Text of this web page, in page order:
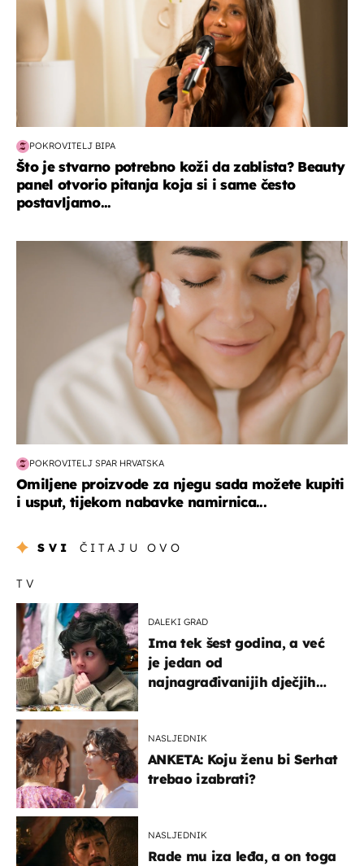
POKROVITELJ BIPA
Što je stvarno potrebno koži da zablista? Beauty
panel otvorio pitanja koja si i same često
postavljamo...
moda & ljepota
POKROVITELJ SPAR HRVATSKA
Omiljene proizvode za njegu sada možete kupiti
i usput, tijekom nabavke namirnica...
SVI ČITAJU OVO
TV
DALEKI GRAD
Ima tek šest godina, a već
je jedan od
najnagrađivanijih dječjih
NASLJEDNIK
ANKETA: Koju ženu bi Serhat
trebao izabrati?
NASLJEDNIK
Rade mu iza leđa, a on toga